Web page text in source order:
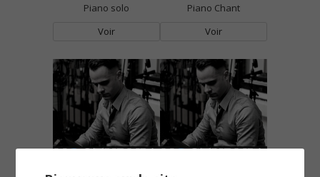
Piano solo
Voir
Piano Chant
Voir
Nocturnia n°16 Nocturnia n°17